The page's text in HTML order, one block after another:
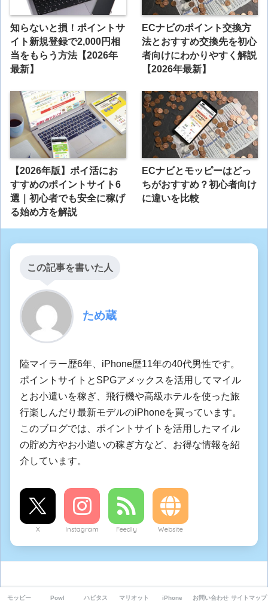
知らないと損！ポイントサ
イト新規登録で2,000円相
当をもらう方法【2026年
最新】
ECナビのポイント交換方
法とおすすめ交換先を初心
者向けにわかりやすく解説
【2026年最新】
【2026年版】ポイ活にお
すすめのポイントサイト6
選｜初心者でも安全に稼げ
る始め方を解説
ECナビとモッピーはどっ
ちがおすすめ？初心者向け
に違いを比較
この記事を書いた人
ため蔵
陸マイラー歴6年、iPhone歴11年の40代男性です。
ポイントサイトとSPGアメックスを活用してマイル
とお小遣いを稼ぎ、飛行機や高級ホテルを使った旅
行楽しんだり最新モデルのiPhoneを買っています。
このブログでは、ポイントサイトを活用したマイル
の貯め方やお小遣いの稼ぎ方など、お得な情報を紹
介しています。
X Instagram Feedly Website
コメントを残す
モッピー Powl ハピタス マリオット iPhone お問い合わせ サイトマップ